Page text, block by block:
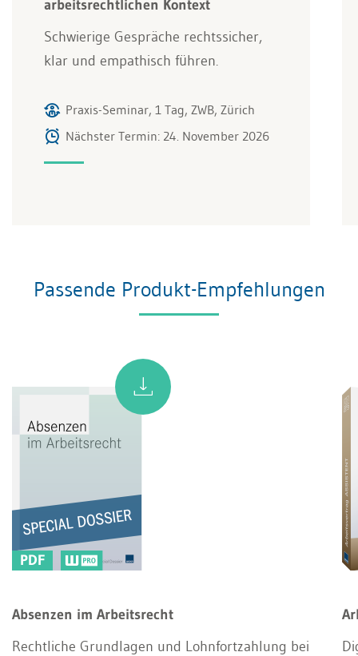
arbeitsrechtlichen Kontext
Schwierige Gespräche rechtssicher,
klar und empathisch führen.
Praxis-Seminar, 1 Tag, ZWB, Zürich
Nächster Termin: 24. November 2026
Passende Produkt-Empfehlungen
PDF
Absenzen im Arbeitsrecht
Rechtliche Grundlagen und Lohnfortzahlung bei